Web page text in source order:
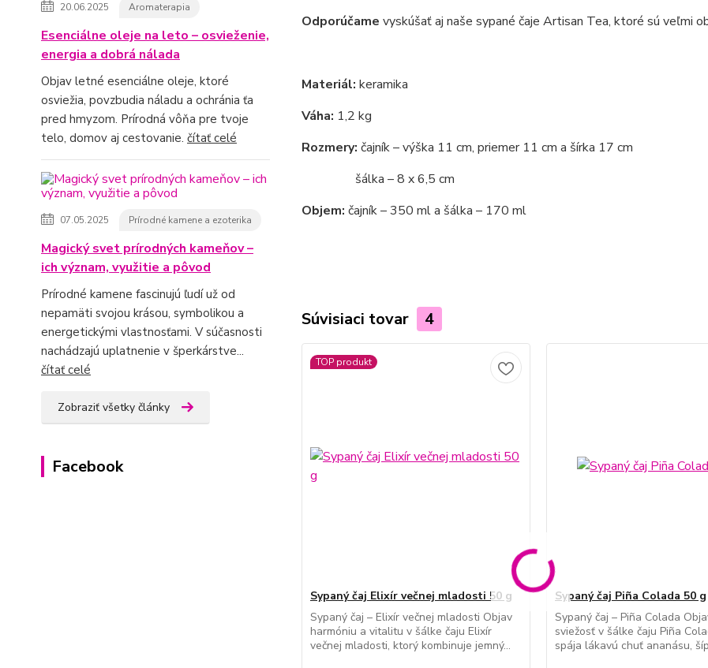
20.06.2025 Aromaterapia
Esenciálne oleje na leto – osvieženie,
energia a dobrá nálada
Objav letné esenciálne oleje, ktoré
osviežia, povzbudia náladu a ochránia ťa
pred hmyzom. Prírodná vôňa pre tvoje
telo, domov aj cestovanie. čítať celé
07.05.2025 Prírodné kamene a ezoterika
Magický svet prírodných kameňov –
ich význam, využitie a pôvod
Prírodné kamene fascinujú ľudí už od
nepamäti svojou krásou, symbolikou a
energetickými vlastnosťami. V súčasnosti
nachádzajú uplatnenie v šperkárstve...
čítať celé
Zobraziť všetky články
Facebook
Odporúčame vyskúšať aj naše sypané čaje Artisan Tea, ktoré sú veľmi
Materiál: keramika
Váha: 1,2 kg
Rozmery: čajník – výška 11 cm, priemer 11 cm a šírka 17 cm
šálka – 8 x 6,5 cm
Objem: čajník – 350 ml a šálka – 170 ml
Súvisiaci tovar 4
TOP produkt
Sypaný čaj Elixír večnej mladosti 50 g
Sypaný čaj – Elixír večnej mladosti Objav
harmóniu a vitalitu v šálke čaju Elixír
večnej mladosti, ktorý kombinuje jemný...
Sypaný čaj Piña Colada 50 g
Sypaný čaj – Piña Colada
sviežosť v šálke čaju Piña
spája lákavú chuť ananásu,